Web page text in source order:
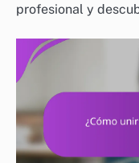
profesional y